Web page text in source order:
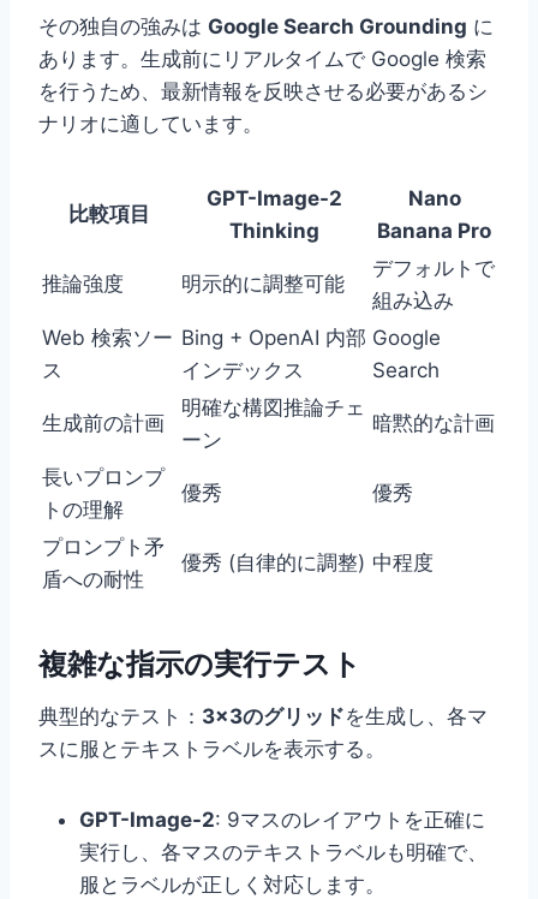
その独自の強みは Google Search Grounding に
あります。生成前にリアルタイムで Google 検索
を行うため、最新情報を反映させる必要があるシ
ナリオに適しています。
比較項目
GPT-Image-2
Thinking
Nano
Banana Pro
推論強度 明示的に調整可能
デフォルトで
組み込み
Web 検索ソー
ス
Bing + OpenAI 内部
インデックス
Google
Search
生成前の計画
明確な構図推論チェ
ーン
暗黙的な計画
長いプロンプ
トの理解
優秀 優秀
プロンプト矛
盾への耐性
優秀 (自律的に調整) 中程度
複雑な指示の実行テスト
典型的なテスト： 3×3のグリッドを生成し、各マ
スに服とテキストラベルを表示する。
GPT-Image-2: 9マスのレイアウトを正確に
実行し、各マスのテキストラベルも明確で、
服とラベルが正しく対応します。